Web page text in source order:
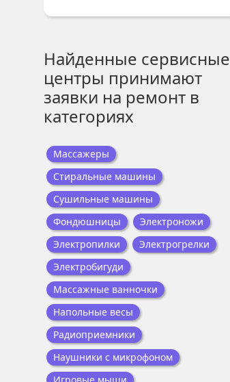
Найденные сервисные
центры принимают
заявки на ремонт в
категориях
Массажеры
Стиральные машины
Сушильные машины
Фондюшницы
Электроножи
Электропилки
Электрогрелки
Электробигуди
Массажные ванночки
Напольные весы
Радиоприемники
Наушники с микрофоном